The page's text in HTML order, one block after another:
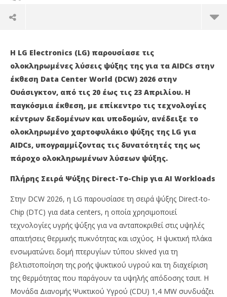
AI Data Centers στην Data Center World 2026
13/05/2026
room
Η LG Electronics (LG) παρουσίασε τις
ολοκληρωμένες λύσεις ψύξης της για τα AIDCs στην
έκθεση Data Center World (DCW) 2026 στην
Ουάσιγκτον, από τις 20 έως τις 23 Απριλίου. Η
παγκόσμια έκθεση, με επίκεντρο τις τεχνολογίες
κέντρων δεδομένων και υποδομών, ανέδειξε το
ολοκληρωμένο χαρτοφυλάκιο ψύξης της LG για
AIDCs, υπογραμμίζοντας τις δυνατότητές της ως
πάροχο ολοκληρωμένων λύσεων ψύξης.
Πλήρης Σειρά Ψύξης Direct-To-Chip για AI Workloads
Στην DCW 2026, η LG παρουσίασε τη σειρά ψύξης Direct-to-
Chip (DTC) για data centers, η οποία χρησιμοποιεί
τεχνολογίες υγρής ψύξης για να ανταποκριθεί στις υψηλές
απαιτήσεις θερμικής πυκνότητας και ισχύος. Η ψυκτική πλάκα
ενσωματώνει δομή πτερυγίων τύπου skived για τη
βελτιστοποίηση της ροής ψυκτικού υγρού και τη διαχείριση
της θερμότητας που παράγουν τα υψηλής απόδοσης τσιπ. Η
Μονάδα Διανομής Ψυκτικού Υγρού (CDU) 1,4 MW συνδυάζει